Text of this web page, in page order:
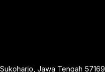
Jawa Tengah 57169